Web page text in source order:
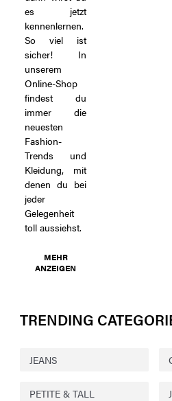
es jetzt
kennenlernen.
So viel ist
sicher! In
unserem
Online-Shop
findest du
immer die
neuesten
Fashion-
Trends und
Kleidung, mit
denen du bei
jeder
Gelegenheit
toll aussiehst.
MEHR
ANZEIGEN
TRENDING
JEANS
PETITE & TALL